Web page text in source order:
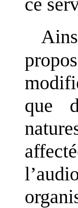
que